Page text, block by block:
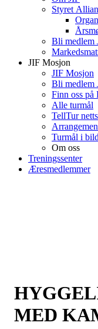
Styret
Bli medlem
JIF Mosjon
JIF Mosjon
Bli medlem
Finn oss på
Alle turmål
TellTur
Turmål i
Om oss
Treningssenter
Æresmedlemmer
MED